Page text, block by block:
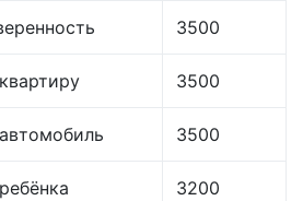
3500
3500
3500
3200